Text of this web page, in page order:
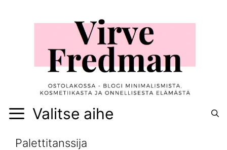
Valitse aihe
Palettitanssija